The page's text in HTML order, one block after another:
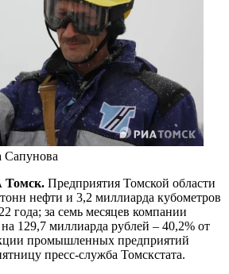
Предприятия Томской области
нефти и 3,2 миллиарда кубометров
года; за семь месяцев компании
129,7 миллиарда рублей – 40,2% от
промышленных предприятий
пресс-служба Томскстата.